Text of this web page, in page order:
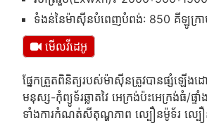
ទំងន់នៃម៉ាស៊ីនបំពេញបំពង់: 850 គីឡូក្រា
មើលវីដេអូ
ផ្នែកត្រួតពិនិត្យរបស់ម៉ាស៊ីនត្រូវបានផ្សំឡើ
មនុស្ស-កុំព្យូទ័រឆ្លាតវៃ អេក្រង់ប៉ះអេក្រង់ធំ/ផ្ទាំ
ទាំងការកំណត់សីតុណ្ហភាព ល្បឿនម៉ូទ័រ ល្បឿ